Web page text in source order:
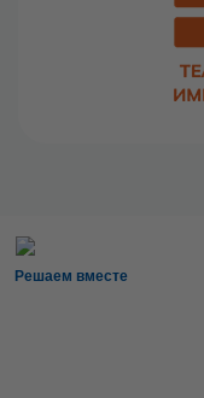
Решаем вместе